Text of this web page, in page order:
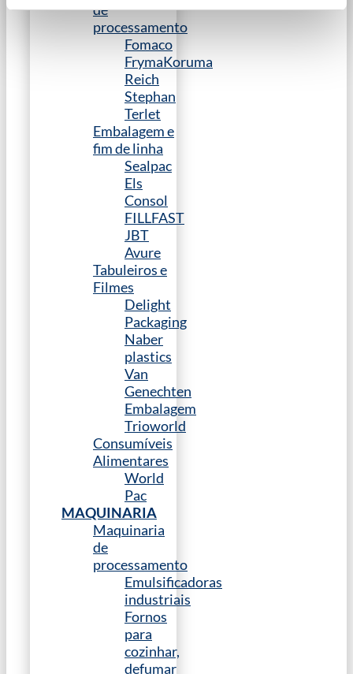
de
processamento
Fomaco
FrymaKoruma
Reich
Stephan
Terlet
Embalagem e
fim de linha
Sealpac
Els
Consol
FILLFAST
JBT
Avure
Tabuleiros e
Filmes
Delight
Packaging
Naber
plastics
Van
Genechten
Embalagem
Trioworld
Consumíveis
Alimentares
World
Pac
MAQUINARIA
Maquinaria
de
processamento
Emulsificadoras
industriais
Fornos
para
cozinhar,
defumar